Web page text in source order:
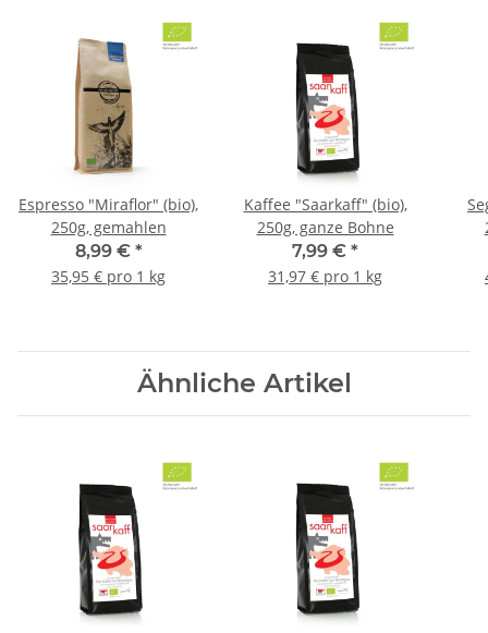
Espresso "Miraflor" (bio),
250g, gemahlen
8,99 € *
35,95 € pro 1 kg
Kaffee "Saarkaff" (bio),
250g, ganze Bohne
7,99 € *
31,97 € pro 1 kg
Ähnliche Artikel